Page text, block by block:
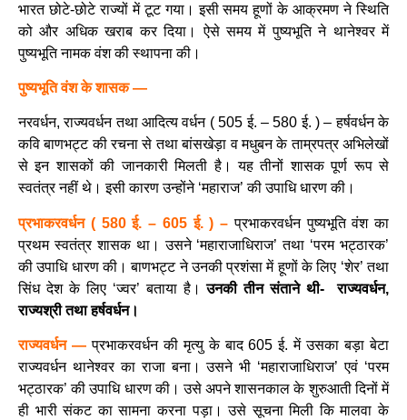
भारत छोटे-छोटे राज्यों में टूट गया। इसी समय हूणों के आक्रमण ने स्थिति
को और अधिक खराब कर दिया। ऐसे समय में पुष्यभूति ने थानेश्वर में
पुष्यभूति नामक वंश की स्थापना की।
पुष्यभूति वंश के शासक —
नरवर्धन, राज्यवर्धन तथा आदित्य वर्धन ( 505 ई. – 580 ई. ) – हर्षवर्धन के
कवि बाणभट्ट की रचना से तथा बांसखेड़ा व मधुबन के ताम्रपत्र अभिलेखों
से इन शासकों की जानकारी मिलती है। यह तीनों शासक पूर्ण रूप से
स्वतंत्र नहीं थे। इसी कारण उन्होंने ‘महाराज’ की उपाधि धारण की।
प्रभाकरवर्धन ( 580 ई. – 605 ई. ) – प्रभाकरवर्धन पुष्यभूति वंश का
प्रथम स्वतंत्र शासक था। उसने ‘महाराजाधिराज’ तथा ‘परम भट्ठारक’
की उपाधि धारण की। बाणभट्ट ने उनकी प्रशंसा में हूणों के लिए ‘शेर’ तथा
सिंध देश के लिए ‘ज्वर’ बताया है।उनकी तीन संताने थी- राज्यवर्धन,
राज्यश्री तथा हर्षवर्धन।
राज्यवर्धन —प्रभाकरवर्धन की मृत्यु के बाद 605 ई. में उसका बड़ा बेटा
राज्यवर्धन थानेश्वर का राजा बना। उसने भी ‘महाराजाधिराज’ एवं ‘परम
भट्ठारक’ की उपाधि धारण की। उसे अपने शासनकाल के शुरुआती दिनों में
ही भारी संकट का सामना करना पड़ा। उसे सूचना मिली कि मालवा के